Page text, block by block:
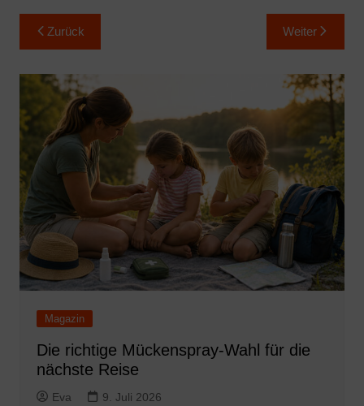
Beitragsnavigation
Zurück Weiter
Magazin
Die richtige Mückenspray-Wahl für die
nächste Reise
Eva 9. Juli 2026